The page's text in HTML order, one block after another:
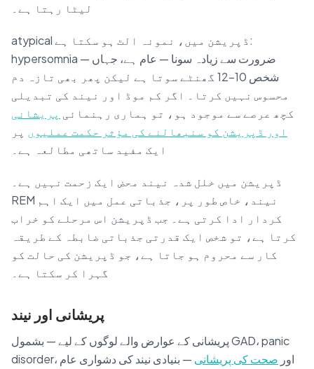
لیٹا رہتا ہے۔
atypical ڈپریشن میں، نمونہ الٹ ہو سکتا ہے:
hypersomnia — ضرورت سے زیادہ سونا — عام ہے، جہاں
شخص 10–12 گھنٹے سوتا ہے لیکن پھر بھی تازہ دم
محسوس نہیں کرتا۔ اگر کم موڈ اور نیند کی تبدیلی
کچھ عرصے سے موجود ہو، تو ہماری رہنمائی پریشانی
اور ڈپریشن کو سنبھالنے کی مؤثر حکمت عملیوں پر
ایک مفید ساتھی مطالعہ ہے۔
ڈپریشن میں خلل شدہ نیند محض ایک زحمت نہیں ہے۔
REM نیند، خاص طور پر، جذباتی عمل میں ایک اہم
کردار ادا کرتی ہے۔ جب ڈپریشن اس مرحلے کو خراب
کرتا ہے، تو شخص ایک قدرتی جذباتی ضابطہ کے طریقہ
کار سے محروم ہو جاتا ہے، جو ڈپریشن کی حالت کو
گہرا کر سکتا ہے۔
پریشانی اور نیند
پریشانی کے عوارض والے لوگوں کے لیے — بشمول GAD، panic
disorder، اور صحت کی پریشانی — بنیادی نیند کی دشواری عام